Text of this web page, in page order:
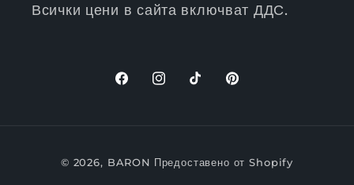
Всички цени в сайта включват ДДС.
F
I
T
P
© 2026, BARON Предоставено от Shopify